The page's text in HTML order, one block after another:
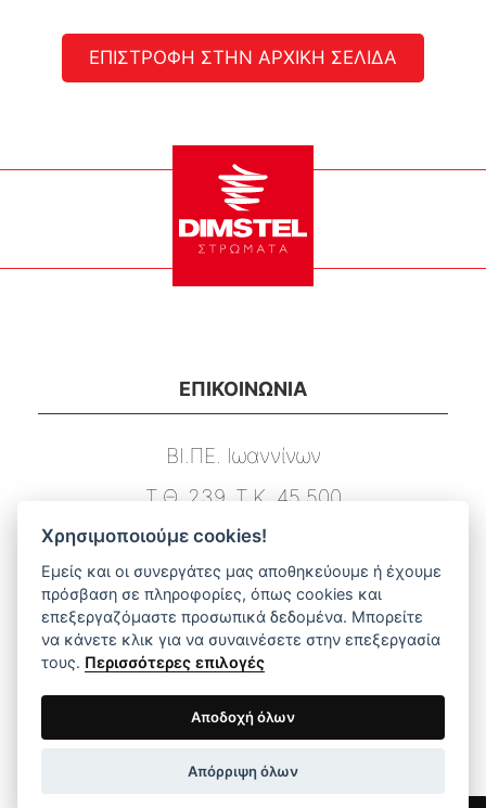
ΕΠΙΣΤΡΟΦΗ ΣΤΗΝ ΑΡΧΙΚΗ ΣΕΛΙΔΑ
ΕΠΙΚΟΙΝΩΝΙΑ
ΒΙ.ΠΕ. Ιωαννίνων
Τ.Θ. 239, Τ.Κ. 45 500
Τ. 26510 03131
F. 26510 03133
E. info@dimstel.gr
ΑΜΕΣΗ ΠΛΟΗΓΗΣΗ ΣΤΟ ΜΕΝΟΥ
Χρησιμοποιούμε cookies!
Εμείς και οι συνεργάτες μας αποθηκεύουμε ή έχουμε
πρόσβαση σε πληροφορίες, όπως cookies και
επεξεργαζόμαστε προσωπικά δεδομένα. Μπορείτε
να κάνετε κλικ για να συναινέσετε στην επεξεργασία
τους. Περισσότερες επιλογές
Αποδοχή όλων
Απόρριψη όλων